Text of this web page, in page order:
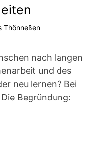
Thönneßen
nach langen
und des
neu lernen? Bei
Begründung: